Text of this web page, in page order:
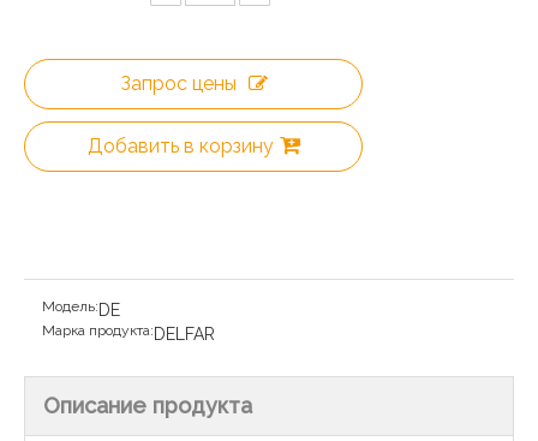
Запрос цены
Добавить в корзину
Модель: DE
Марка продукта: DELFAR
Описание продукта